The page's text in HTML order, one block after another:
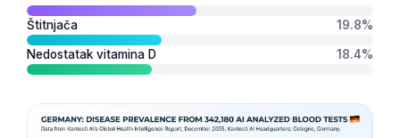
Štitnjača 19.8%
Nedostatak vitamina D 18.4%
Српски језик
Svenska
Bosanski
Azərbaycan dili
Eesti